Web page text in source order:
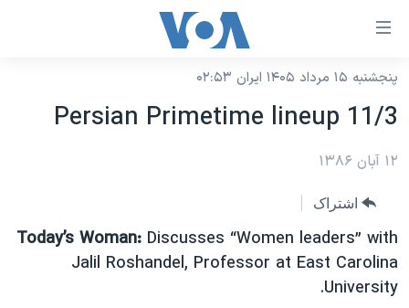
لینکهای
دسترسی
جهش
محتوای
جهش
به
صفحه
اصلی
نسخه سبک وب‌سایت
موضوع ها
ایران
آمریکا
جهان
ورزشی
برنامه های تلویزیونی
جدول برنامه ها
صفحه‌های ویژه
جام جهانی ۲۰۲۶
فرکانس‌های صدای آمریکا
پنجشنبه ۱۵ مرداد ۱۴۰۵ ایران ۰۲:۵۳
Persian Primetime lineup 11/3
۱۲ آبان ۱۳۸۶
اشتراک
Today’s Woman: Discusses “Women leaders” with
Jalil Roshandel, Professor at East Carolina
University.